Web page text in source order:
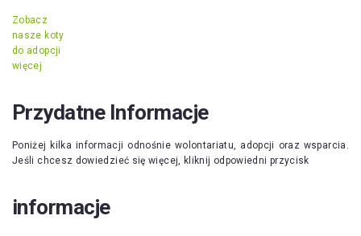
Zobacz
nasze koty
do adopcji
więcej
Przydatne Informacje
Poniżej kilka informacji odnośnie wolontariatu, adopcji oraz wsparcia.
Jeśli chcesz dowiedzieć się więcej, kliknij odpowiedni przycisk
informacje